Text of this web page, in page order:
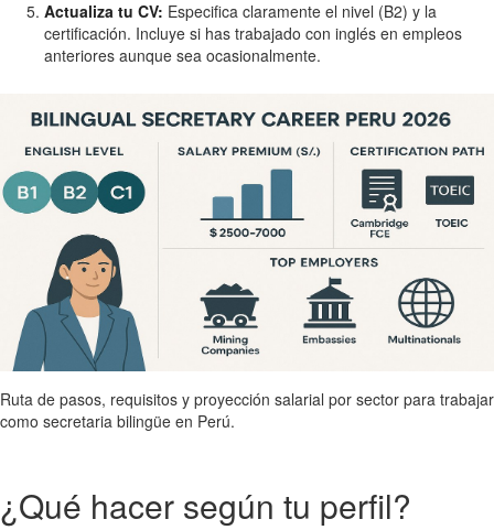
Actualiza tu CV: Especifica claramente el nivel (B2) y la
certificación. Incluye si has trabajado con inglés en empleos
anteriores aunque sea ocasionalmente.
Ruta de pasos, requisitos y proyección salarial por sector para trabajar
como secretaria bilingüe en Perú.
¿Qué hacer según tu perfil?